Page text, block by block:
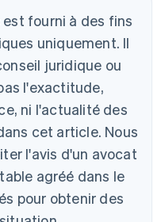
fourni à des fins
uniquement. Il
juridique ou
l'exactitude,
ni l'actualité des
cet article. Nous
l'avis d'un avocat
agréé dans le
pour obtenir des